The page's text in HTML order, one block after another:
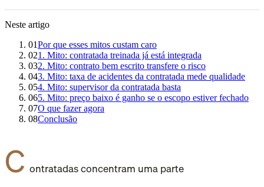
Neste artigo
01Por que esses mitos custam caro
021. Mito: contratada treinada já está integrada
032. Mito: contrato bem escrito transfere o risco
043. Mito: taxa de acidentes da contratada mede qualidade
054. Mito: supervisor da contratada basta
065. Mito: preço baixo é ganho se o escopo estiver fechado
07O que fazer agora
08Conclusão
C ontratadas concentram uma parte